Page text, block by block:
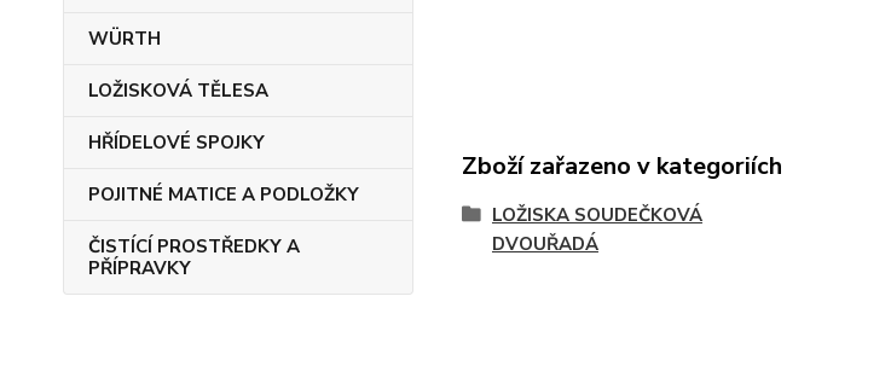
WÜRTH
LOŽISKOVÁ TĚLESA
HŘÍDELOVÉ SPOJKY
POJITNÉ MATICE A PODLOŽKY
ČISTÍCÍ PROSTŘEDKY A
PŘÍPRAVKY
Zboží zařazeno v kategoriích
LOŽISKA SOUDEČKOVÁ
DVOUŘADÁ